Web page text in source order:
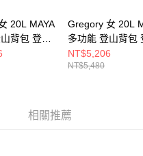
20L MAYA
背包 登山
Gregory 女 20L
多功能 登山背包
包 夕陽灰
NT$5,206
NT$5,480
相關推薦